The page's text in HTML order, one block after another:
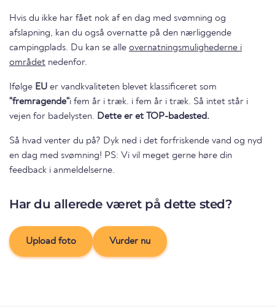
Hvis du ikke har fået nok af en dag med svømning og
afslapning, kan du også overnatte på den nærliggende
campingplads. Du kan se alle overnatningsmulighederne i
området nedenfor.
Ifølge EU er vandkvaliteten blevet klassificeret som
"fremragende"i fem år i træk. i fem år i træk. Så intet står i
vejen for badelysten. Dette er et TOP-badested.
Så hvad venter du på? Dyk ned i det forfriskende vand og nyd
en dag med svømning! PS: Vi vil meget gerne høre din
feedback i anmeldelserne.
Har du allerede været på dette sted?
Upload foto Vurder nu